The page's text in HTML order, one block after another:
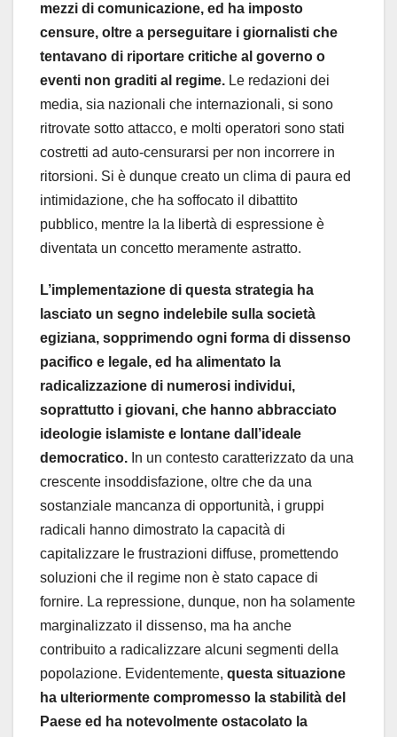
mezzi di comunicazione, ed ha imposto
censure, oltre a perseguitare i giornalisti che
tentavano di riportare critiche al governo o
eventi non graditi al regime. Le redazioni dei
media, sia nazionali che internazionali, si sono
ritrovate sotto attacco, e molti operatori sono stati
costretti ad auto-censurarsi per non incorrere in
ritorsioni. Si è dunque creato un clima di paura ed
intimidazione, che ha soffocato il dibattito
pubblico, mentre la la libertà di espressione è
diventata un concetto meramente astratto.
L’implementazione di questa strategia ha
lasciato un segno indelebile sulla società
egiziana, sopprimendo ogni forma di dissenso
pacifico e legale, ed ha alimentato la
radicalizzazione di numerosi individui,
soprattutto i giovani, che hanno abbracciato
ideologie islamiste e lontane dall’ideale
democratico. In un contesto caratterizzato da una
crescente insoddisfazione, oltre che da una
sostanziale mancanza di opportunità, i gruppi
radicali hanno dimostrato la capacità di
capitalizzare le frustrazioni diffuse, promettendo
soluzioni che il regime non è stato capace di
fornire. La repressione, dunque, non ha solamente
marginalizzato il dissenso, ma ha anche
contribuito a radicalizzare alcuni segmenti della
popolazione. Evidentemente, questa situazione
ha ulteriormente compromesso la stabilità del
Paese ed ha notevolmente ostacolato la